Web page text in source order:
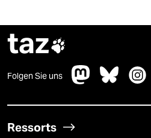
taz
Folgen Sie uns
Ressorts